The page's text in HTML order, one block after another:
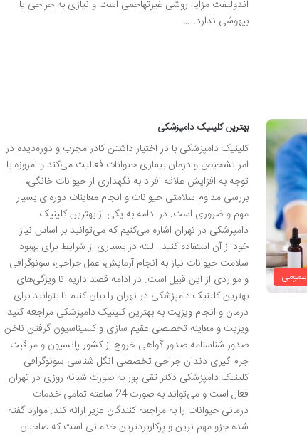
اندولیفت مزایا: روشی غیرتهاجمی است و نیازی به جراحی یا
بیهوشی ندارد. …
عمومی
بهترین کلینیک دامپزشکی
کلینیک دامپزشکی با در اختیار داشتن کادر مجرب و دوره‌دیده در
امر تشخیص و درمان بیماری حیوانات فعالیت می‌کند و امروزه با
توجه به افزایش علاقه افراد به نگهداری از حیوانات خانگی،
بررسی مداوم سلامتی حیوانات و انجام معاینات دوره‌ای بسیار
مهم و ضروری است. در ادامه به یکی از بهترین کلینیک
دامپزشکی در تهران اشاره می‌کنیم که می‌توانید بر اساس نیاز
خود از آن استفاده کنید. البته در بسیاری از شرایط برای بهبود
سلامت حیوانات نیاز به انجام آزمایش، عمل جراحی، سونوگرافی
و مواردی از این قبیل است. در ادامه قصد داریم تا ویژگی‌های
بهترین کلینیک دامپزشکی در تهران را بیان کنیم تا بتوانید برای
درمان و انجام ویزیت به بهترین کلینیک دامپزشکی مراجعه کنید.
ویزیت و معاینه تخصصی عقیم سازی واکسیناسیون گرفتن ناخن
صدور شناسنامه صدور گواهی خروج از کشور پانسیون و مراقبت
جرم گیری دندان جراحی تخصصی انگل شناسی سونوگرافی
کلینیک دامپزشکی دکتر تقی پور به صورت شبانه روزی در تهران
فعال است و می‌تواند به صورت 24 ساعته تمامی خدمات
درمانی حیوانات را به مراجعه کنندگان عزیز ارائه کند. موارد گفته
شده جزو مهم ترین و پرکاربردترین خدماتی است که صاحبان